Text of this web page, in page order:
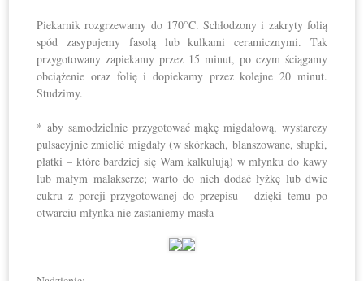
Piekarnik rozgrzewamy do 170°C. Schłodzony i zakryty folią
spód zasypujemy fasolą lub kulkami ceramicznymi. Tak
przygotowany zapiekamy przez 15 minut, po czym ściągamy
obciążenie oraz folię i dopiekamy przez kolejne 20 minut.
Studzimy.
* aby samodzielnie przygotować mąkę migdałową, wystarczy
pulsacyjnie zmielić migdały (w skórkach, blanszowane, słupki,
płatki – które bardziej się Wam kalkulują) w młynku do kawy
lub małym malakserze; warto do nich dodać łyżkę lub dwie
cukru z porcji przygotowanej do przepisu – dzięki temu po
otwarciu młynka nie zastaniemy masła